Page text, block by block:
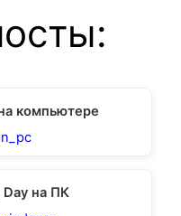
компьютере
Day на ПК